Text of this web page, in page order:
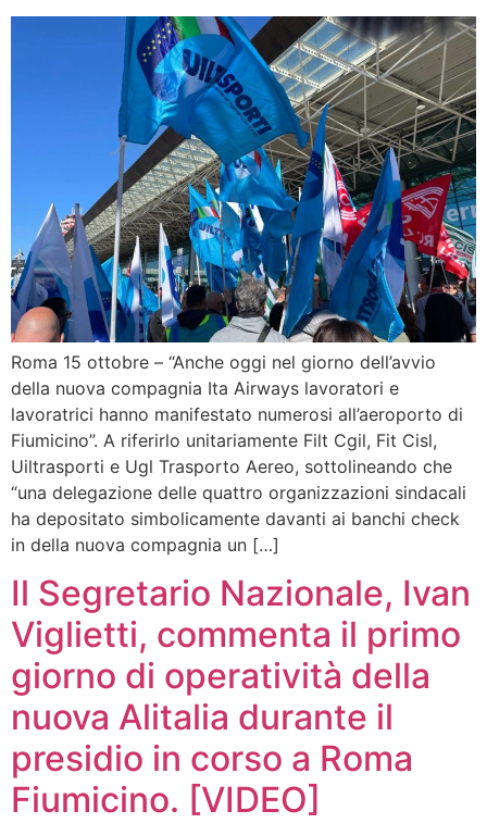
Roma 15 ottobre – “Anche oggi nel giorno dell’avvio
della nuova compagnia Ita Airways lavoratori e
lavoratrici hanno manifestato numerosi all’aeroporto di
Fiumicino”. A riferirlo unitariamente Filt Cgil, Fit Cisl,
Uiltrasporti e Ugl Trasporto Aereo, sottolineando che
“una delegazione delle quattro organizzazioni sindacali
ha depositato simbolicamente davanti ai banchi check
in della nuova compagnia un […]
Il Segretario Nazionale, Ivan
Viglietti, commenta il primo
giorno di operatività della
nuova Alitalia durante il
presidio in corso a Roma
Fiumicino. [VIDEO]